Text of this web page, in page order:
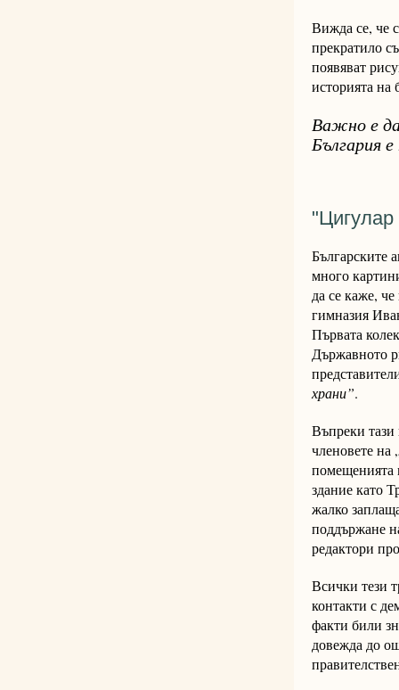
Вижда се, че
прекратило
появяват
историята на
Важно е
България
Българските
много
да се каже,
гимназия
Първата
Държавното
храни”.
Въпреки тази
членовете на
помещенията
здание като
жалко
поддържане
редактори
Всички тези
контакти с
факти били
довежда до